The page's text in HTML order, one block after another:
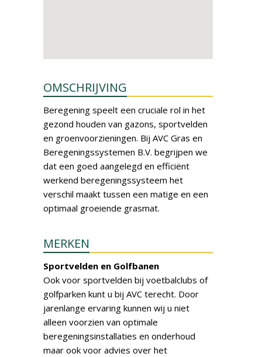
OMSCHRIJVING
Beregening speelt een cruciale rol in het
gezond houden van gazons, sportvelden
en groenvoorzieningen. Bij AVC Gras en
Beregeningssystemen B.V. begrijpen we
dat een goed aangelegd en efficiënt
werkend beregeningssysteem het
verschil maakt tussen een matige en een
optimaal groeiende grasmat.
MERKEN
Sportvelden en Golfbanen
Ook voor sportvelden bij voetbalclubs of
golfparken kunt u bij AVC terecht. Door
jarenlange ervaring kunnen wij u niet
alleen voorzien van optimale
beregeningsinstallaties en onderhoud
maar ook voor advies over het